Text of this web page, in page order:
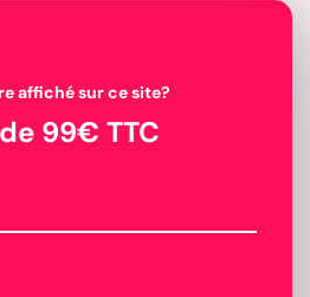
affiché sur ce site?
99€ TTC